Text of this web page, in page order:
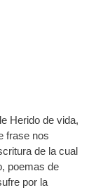
Herido de vida,
frase nos
de la cual
poemas de
por la